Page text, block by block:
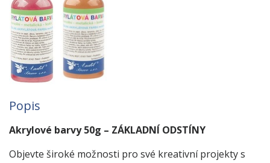
Popis
Akrylové barvy 50g – ZÁKLADNÍ ODSTÍNY
Objevte široké možnosti pro své kreativní projekty s